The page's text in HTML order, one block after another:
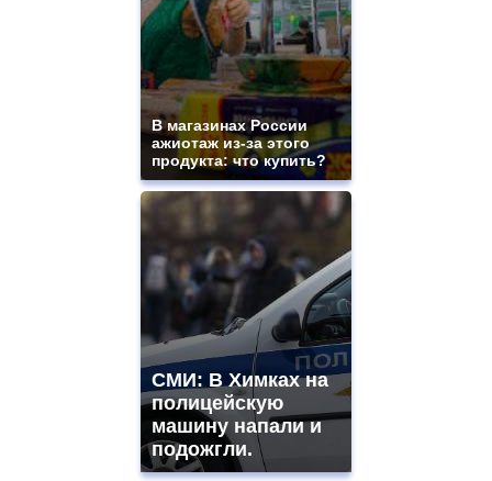
В магазинах России
ажиотаж из-за этого
продукта: что купить?
СМИ: В Химках на
полицейскую
машину напали и
подожгли.